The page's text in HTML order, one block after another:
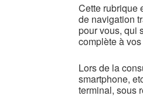
Cette rubrique
de navigation
pour vous, qui
complète à
Lors de la
smartphone,
terminal, sous